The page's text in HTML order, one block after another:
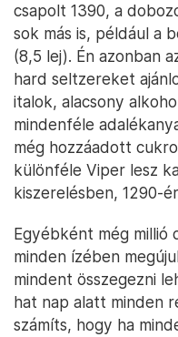
csapolt 1390, a
sok más is, például a
(8,5 lej). Én azonban
hard seltzereket
italok, alacsony
mindenféle
még hozzáadott
különféle Viper lesz
kiszerelésben, 1290-
Egyébként még millió
minden ízében
mindent összegezni
hat nap alatt minden
számíts, hogy ha